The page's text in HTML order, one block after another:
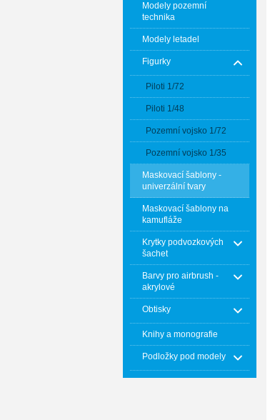
Modely pozemní
technika
Modely letadel
Figurky
Piloti 1/72
Piloti 1/48
Pozemní vojsko 1/72
Pozemní vojsko 1/35
Maskovací šablony -
univerzální tvary
Maskovací šablony na
kamufláže
Krytky podvozkových
šachet
Barvy pro airbrush -
akrylové
Obtisky
Knihy a monografie
Podložky pod modely